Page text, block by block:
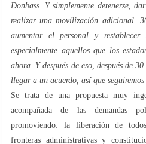
Donbass. Y simplemente detenerse,
realizar una movilización adicional.
aumentar el personal y restablecer
especialmente aquellos que los
ahora. Y después de eso, después de
llegar a un acuerdo, así que
Se trata de una propuesta muy
acompañada de las demandas
promoviendo: la liberación de
fronteras administrativas y